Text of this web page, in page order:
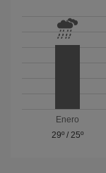
Enero
29º/ 25º